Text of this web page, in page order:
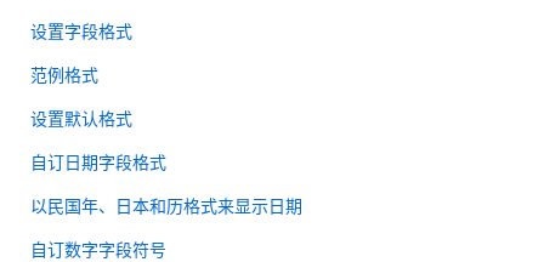
设置字段格式
范例格式
设置默认格式
自订日期字段格式
以民国年、日本和历格式来显示日期
自订数字字段符号